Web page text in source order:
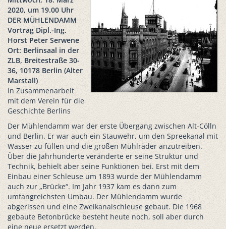
2020, um 19.00 Uhr
DER MÜHLENDAMM
Vortrag Dipl.-Ing.
Horst Peter Serwene
Ort: Berlinsaal in der
ZLB, Breitestraße 30-
36, 10178 Berlin (Alter
Marstall)
In Zusammenarbeit
mit dem Verein für die
Geschichte Berlins
Der Mühlendamm war der erste Übergang zwischen Alt-Cölln
und Berlin. Er war auch ein Stauwehr, um den Spreekanal mit
Wasser zu füllen und die großen Mühlräder anzutreiben.
Über die Jahrhunderte veränderte er seine Struktur und
Technik, behielt aber seine Funktionen bei. Erst mit dem
Einbau einer Schleuse um 1893 wurde der Mühlendamm
auch zur „Brücke“. Im Jahr 1937 kam es dann zum
umfangreichsten Umbau. Der Mühlendamm wurde
abgerissen und eine Zweikanalschleuse gebaut. Die 1968
gebaute Betonbrücke besteht heute noch, soll aber durch
eine neue ersetzt werden.